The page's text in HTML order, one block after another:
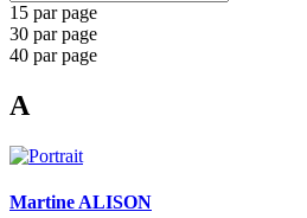
15 par page
30 par page
40 par page
A
Martine ALISON